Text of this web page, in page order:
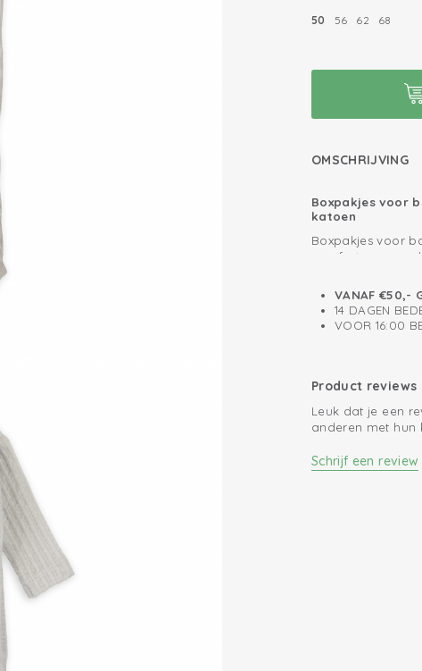
50 56 62 68
OMSCHRIJVING
Boxpakjes voor
katoen
Boxpakjes voor
comfort en
die goed
drukknoopjes
luier.
Boxpakje:
Wij vinden het
kan kruipen en
gemak voor jouw
Let op: alleen
Zo houd jij je
Oeko-Tex
VANAF €50,-
14 DAGEN
VOOR 16:00
Product reviews
Leuk dat je een
anderen met hun
Schrijf een review